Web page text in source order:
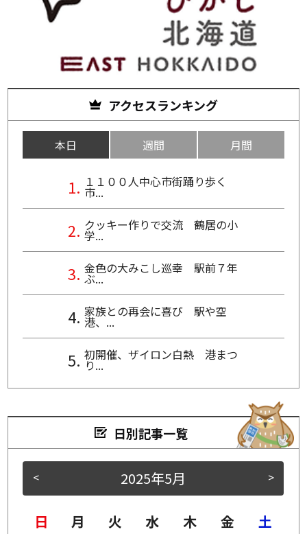
アクセスランキング
本日 週間 月間
１１００人中心市街踊り歩く
市...
クッキー作りで交流 鶴居の小
学...
金色の大みこし巡幸 駅前７年
ぶ...
家族との再会に喜び 駅や空
港、...
初開催、ザイロン白熱 港まつ
り...
日別記事一覧
< >
2025年5月
日 月 火 水 木 金
土